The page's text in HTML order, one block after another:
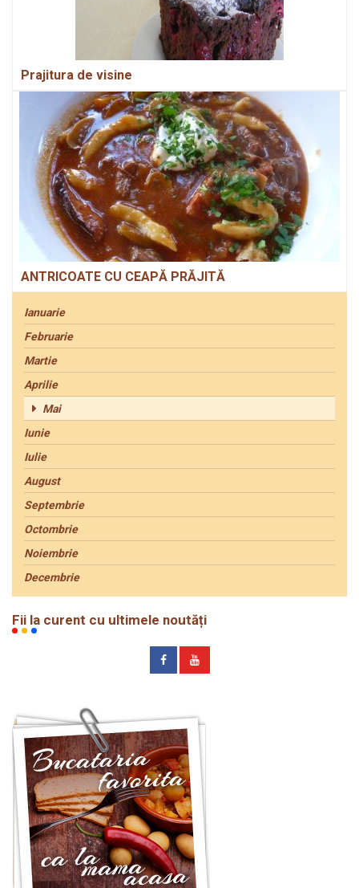
Prajitura de visine
ANTRICOATE CU CEAPĂ PRĂJITĂ
Ianuarie
Februarie
Martie
Aprilie
Mai
Iunie
Iulie
August
Septembrie
Octombrie
Noiembrie
Decembrie
Fii la curent cu ultimele noutăți